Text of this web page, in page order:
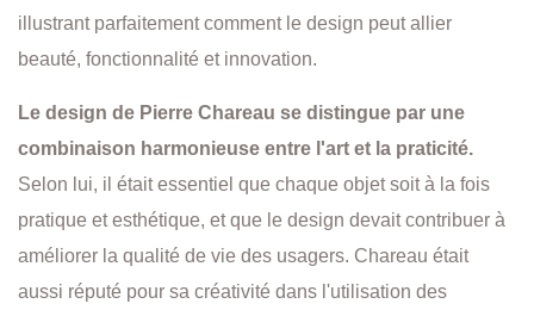
illustrant parfaitement comment le design peut allier
beauté, fonctionnalité et innovation.
Le design de Pierre Chareau se distingue par une
combinaison harmonieuse entre l'art et la praticité.
Selon lui, il était essentiel que chaque objet soit à la fois
pratique et esthétique, et que le design devait contribuer à
améliorer la qualité de vie des usagers. Chareau était
aussi réputé pour sa créativité dans l'utilisation des